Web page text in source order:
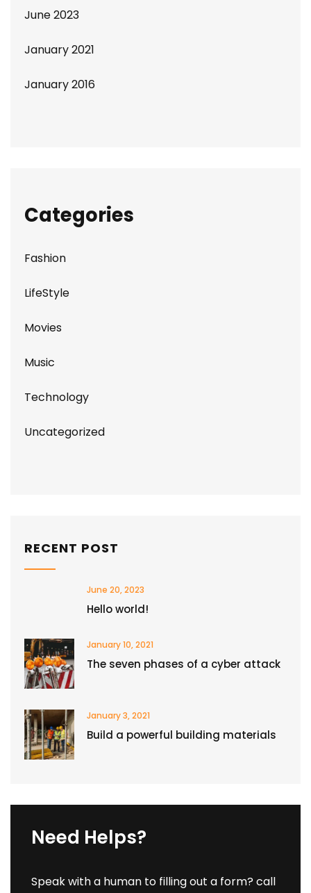
June 2023
January 2021
January 2016
Categories
Fashion
LifeStyle
Movies
Music
Technology
Uncategorized
RECENT POST
June 20, 2023
Hello world!
January 10, 2021
The seven phases of a cyber attack
January 3, 2021
Build a powerful building materials
Need Helps?
Speak with a human to filling out a form? call